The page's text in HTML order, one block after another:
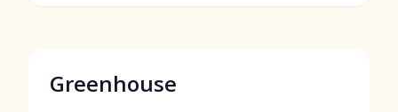
Greenhouse